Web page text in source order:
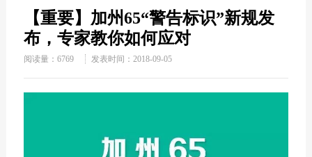
【重要】加州65“警告标识”新规发
布，专家教你如何应对
阅读量： 6769 发表时间：2018-09-05